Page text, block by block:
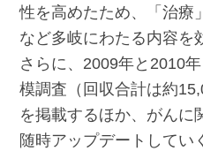
性を高めたため、「治療
など多岐にわたる内容を
さらに、2009年と2010
模調査（回収合計は約
を掲載するほか、がんに
随時アップデートしてい